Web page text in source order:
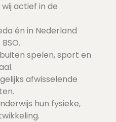
actief in de
én in Nederland
BSO.
spelen, sport en
afwisselende
hun fysieke,